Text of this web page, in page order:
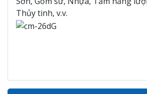
Thủy tinh, v.v.